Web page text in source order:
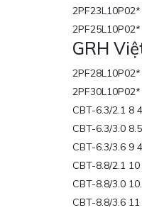
GRH
CBT-6.3/2.1 8
CBT-6.3/3.0
CBT-6.3/3.6 9
CBT-8.8/2.1
CBT-8.8/3.0
CBT-8.8/3.6